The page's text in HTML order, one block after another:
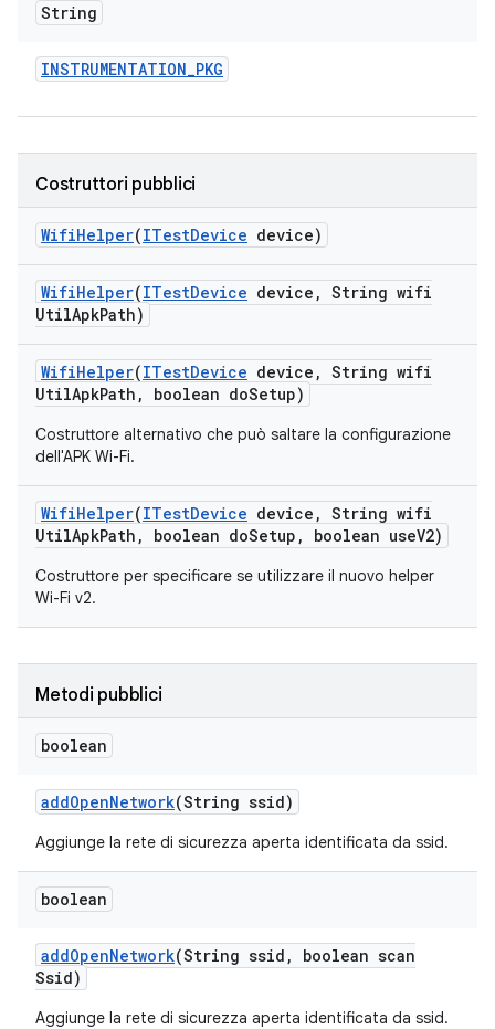
String
INSTRUMENTATION_PKG
Costruttori pubblici
WifiHelper(ITestDevice device)
WifiHelper(ITestDevice device , String wifi
UtilApkPath)
WifiHelper(ITestDevice device , String wifi
UtilApkPath , boolean doSetup)
Costruttore alternativo che può saltare la configurazione
dell'APK Wi-Fi.
WifiHelper(ITestDevice device , String wifi
UtilApkPath , boolean doSetup , boolean useV2)
Costruttore per specificare se utilizzare il nuovo helper
Wi-Fi v2.
Metodi pubblici
boolean
addOpenNetwork(String ssid)
Aggiunge la rete di sicurezza aperta identificata da ssid.
boolean
addOpenNetwork(String ssid ,
boolean scan
Ssid)
Aggiunge la rete di sicurezza aperta identificata da ssid.